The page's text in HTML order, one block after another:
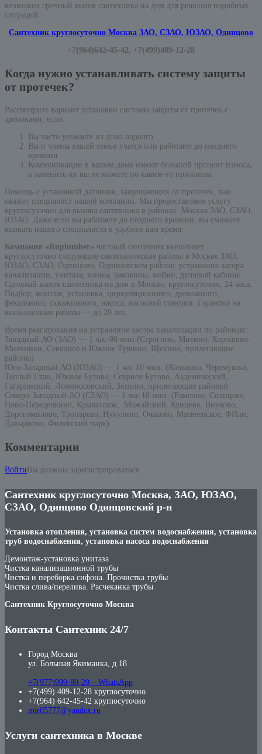
возможен срочный вызов сантехника на дом для решения подобных
ситуаций.
Сантехник круглосуточно Москва ЗАО, СЗАО, ЮЗАО, Одинцово
+7(964)642-45-42, +7(499)409-12-28
Когда нужно устанавливать систему защиты
от протечек?
Рассмотрите вариант установки системы защиты от протечек с
датчиками, если:
Вы часто уезжаете из дома надолго
Вы и члены вашей семьи учатся или работают до позднего
времени
Коммуникации в вашем доме имеют большой процент износа,
а заменить их вы не можете по каким-то причинам.
Помощь с установкой датчиков, защищающих от протечек, вам
окажет специалист нашей компании. Мы предоставляем услугу
круглосуточно для вызова сантехника в районах Москва ЗАО, СЗАО,
ЮЗАО. Даже если вы работаете до позднего времени, вы сможете
вызвать нашего специалиста в удобное вам время.
Компания «Ruplumber» частный сантехник выполняет
круглосуточно следующие сантехнические работы в Москве ЗАО,
ЮЗАО, СЗАО, Одинцово, Одинцовском районе: устранение засора
канализации, унитаза, ванны, раковины, мойки, душевой кабины.
Срочный вызов сантехника на дом в Москве, круглосуточно, 24 часа.
Подбор, монтаж, установка, циркуляционного, дренажного,
фекального, скважинного, насоса, насосной станции. Гарантия на
выполненные работы — до 20 лет.
Время реагирования на устранение засора канализации по районам:
Западный АО (ЗАО) — 1 час-00 мин.(Строгино, Митино, Хорошево-
Мневники, Северное и Южное Тушино, Щукино, прилегающие
районы)
Юго-Западный АО (ЮЗАО) — 1 час 10 мин. (Коньково, Черемушки,
Теплый Стан, Южное Бутово, Севрное Бутово, Аадемический,
Гагаринский, Ломоносовский, Зюзино, прилегающие районы)
Северо-Западный АО (СЗАО) — 1 час 10 мин. (Раменки, Солнцево,
Ново-Переделкино, Крылатское, Можайский, Кунцево, Внуково,
Дорогомилово, Тропарево, Нукулино, Очаково, Матвеевское, ФИли,
Давыдково, Филевский парк)
Комментарии
Войти Вы должны зарегистрироваться.
Сантехник круглосуточно Москва, ЗАО, ЮЗАО,
СЗАО, Одинцово Одинцовский р-н
Установка отопления, установка систем водоснабжения, установка
труб водоснабжения, установка насоса водоснабжения
Демонтаж-установка унитаза
Чистка канализационной трубы
Чистка и переборка сифона. Прочистка трубы
Чистка слива/перелива. Расчеканка трубы
Сантехник Круглосуточно Москва
Контакты Сантехник 24/7
Город Москва
ул. Большая Якиманка, д.18
+7(977)999-80-20 – WhatsApp
+7(499) 409-12-28 круглосуточно
+7(964) 642-45-42 круглосуточно
mir05777@yandex.ru
Услуги сантехника в Москве